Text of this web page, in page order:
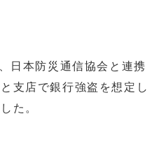
日本防災通信協会と連携
支店で銀行強盗を想定し
た。